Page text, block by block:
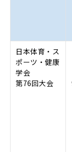
日本体育・ス
ポーツ・健康
学会
第76回大会